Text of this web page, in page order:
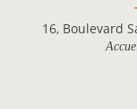
16, Boulevard